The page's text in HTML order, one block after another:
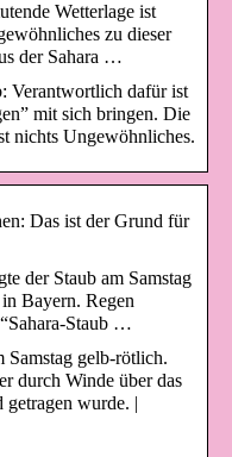
Wetterlage ist
zu dieser
der Sahara …
Verantwortlich dafür ist
mit sich bringen. Die
nichts Ungewöhnliches.
Das ist der Grund für
der Staub am Samstag
Bayern. Regen
Staub …
gelb-rötlich.
durch Winde über das
wurde. |